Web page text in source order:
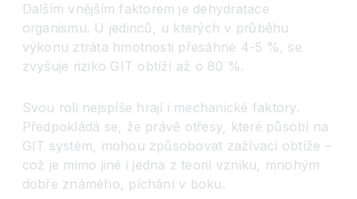
Dalším vnějším faktorem je dehydratace
organismu. U jedinců, u kterých v průběhu
výkonu ztráta hmotnosti přesáhne 4-5 %, se
zvyšuje riziko GIT obtíží až o 80 %.
Svou roli nejspíše hrají i mechanické faktory.
Předpokládá se, že právě otřesy, které působí na
GIT systém, mohou způsobovat zažívací obtíže –
což je mimo jiné i jedna z teorií vzniku, mnohým
dobře známého, píchání v boku.